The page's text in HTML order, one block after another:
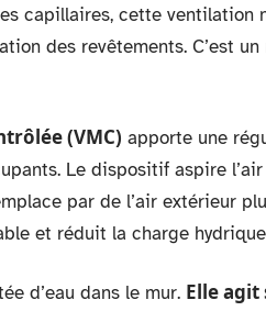
capillaires, cette
des revêtements. C’est
(VMC) apporte une
Le dispositif aspire
par de l’air extérieur
et réduit la charge
d’eau dans le mur. Elle agit